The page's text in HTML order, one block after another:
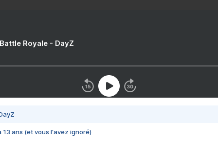
Royale - DayZ
13 ans (et vous l'avez ignoré)